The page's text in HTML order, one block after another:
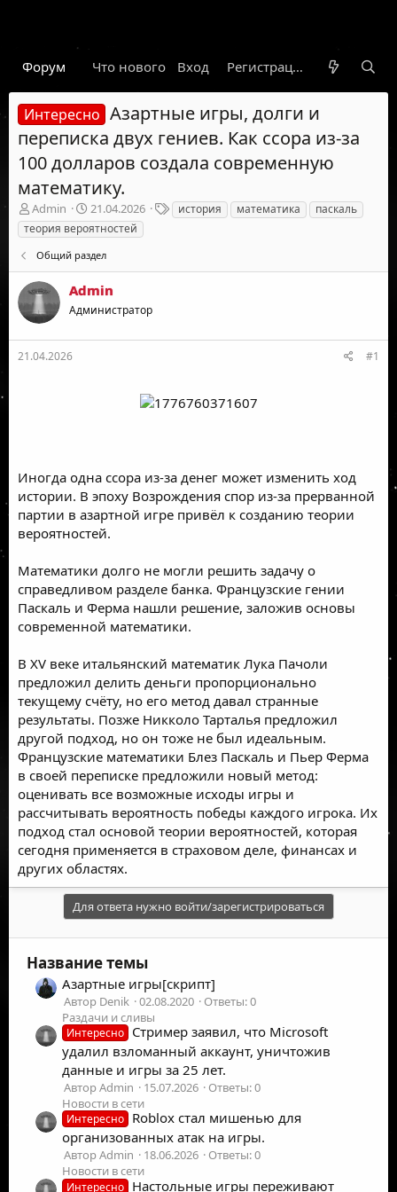
Форум Что нового Гарант Новости
Вход Регистрация
Интересно Азартные игры, долги и
переписка двух гениев. Как ссора из-за
100 долларов создала современную
математику.
А
в
т
о
р
т
е
м
Admin
Д
а
т
а
н
а
а
21.04.2026
Т
е
история математика
паскаль
теория вероятностей
Общий раздел
Admin
Администратор
21.04.2026 #1
Иногда одна ссора из-за денег может изменить ход
истории. В эпоху Возрождения спор из-за прерванной
партии в азартной игре привёл к созданию теории
вероятностей.
Математики долго не могли решить задачу о
справедливом разделе банка. Французские гении
Паскаль и Ферма нашли решение, заложив основы
современной математики.
В XV веке итальянский математик Лука Пачоли
предложил делить деньги пропорционально
текущему счёту, но его метод давал странные
результаты. Позже Никколо Тарталья предложил
другой подход, но он тоже не был идеальным.
Французские математики Блез Паскаль и Пьер Ферма
в своей переписке предложили новый метод:
оценивать все возможные исходы игры и
рассчитывать вероятность победы каждого игрока. Их
подход стал основой теории вероятностей, которая
сегодня применяется в страховом деле, финансах и
других областях.
Для ответа нужно войти/зарегистрироваться
Название темы
Азартные игры[скрипт]
Автор Denik 02.08.2020
Ответы: 0
Раздачи и сливы
Интересно Стример заявил, что Microsoft
удалил взломанный аккаунт, уничтожив
данные и игры за 25 лет.
Автор Admin 15.07.2026
Ответы: 0
Новости в сети
Интересно Roblox стал мишенью для
организованных атак на игры.
Автор Admin 18.06.2026
Ответы: 0
Новости в сети
Интересно Настольные игры переживают